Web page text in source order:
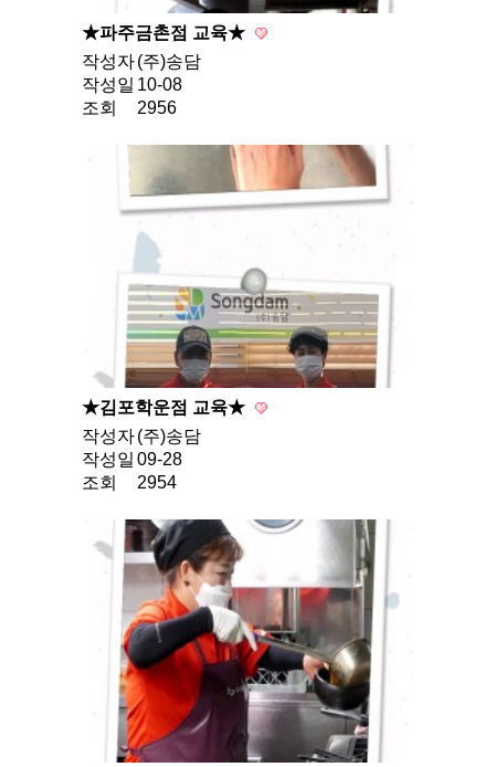
★파주금촌점 교육★
작성자(주)송담
작성일 10-08
조회
2956
★김포학운점 교육★
작성자(주)송담
작성일 09-28
조회
2954